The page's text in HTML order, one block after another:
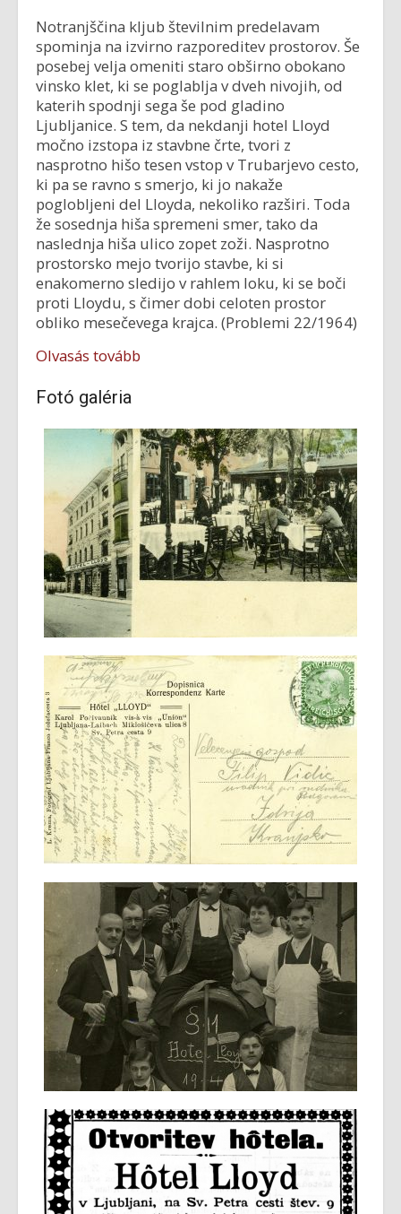
Notranjščina kljub številnim predelavam
spominja na izvirno razporeditev prostorov. Še
posebej velja omeniti staro obširno obokano
vinsko klet, ki se poglablja v dveh nivojih, od
katerih spodnji sega še pod gladino
Ljubljanice. S tem, da nekdanji hotel Lloyd
močno izstopa iz stavbne črte, tvori z
nasprotno hišo tesen vstop v Trubarjevo cesto,
ki pa se ravno s smerjo, ki jo nakaže
poglobljeni del Lloyda, nekoliko razširi. Toda
že sosednja hiša spremeni smer, tako da
naslednja hiša ulico zopet zoži. Nasprotno
prostorsko mejo tvorijo stavbe, ki si
enakomerno sledijo v rahlem loku, ki se boči
proti Lloydu, s čimer dobi celoten prostor
obliko mesečevega krajca. (Problemi 22/1964)
Olvasás tovább
Fotó galéria